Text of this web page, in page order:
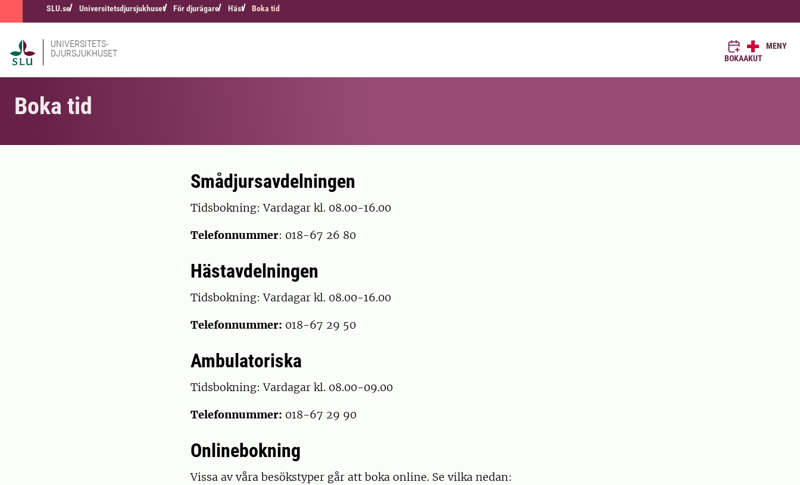
SLU.se Universitetsdjursjukhuset För djurägare Häst Boka tid
UNIVERSITETS-
DJURSJUKHUSET
BOKAAKUT
MENY
Boka tid
Smådjursavdelningen
Tidsbokning: Vardagar kl. 08.00-16.00
Telefonnummer: 018-67 26 80
Hästavdelningen
Tidsbokning: Vardagar kl. 08.00-16.00
Telefonnummer: 018-67 29 50
Ambulatoriska
Tidsbokning: Vardagar kl. 08.00-09.00
Telefonnummer: 018-67 29 90
Onlinebokning
Vissa av våra besökstyper går att boka online. Se vilka nedan: